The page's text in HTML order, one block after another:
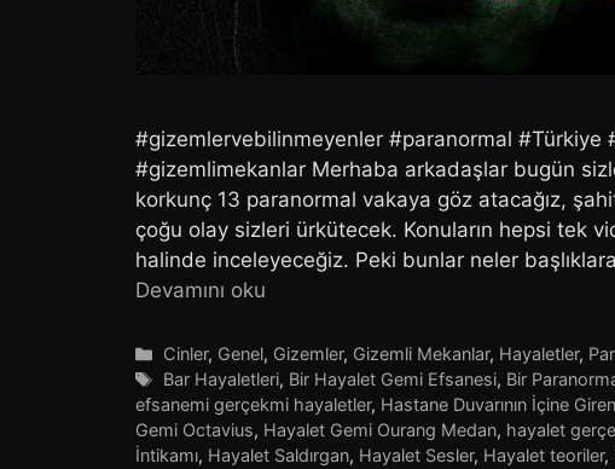
#gizemlervebilinmeyenler #paranormal #Türkiye
#gizemlimekanlar Merhaba arkadaşlar bugün
korkunç 13 paranormal vakaya göz atacağız,
çoğu olay sizleri ürkütecek. Konuların hepsi tek
halinde inceleyeceğiz. Peki bunlar neler
Devamını oku
Kategoriler
Cinler, Genel, Gizemler, Gizemli Mekanlar, Hayaletler,
Etiketler
Bar Hayaletleri, Bir Hayalet Gemi Efsanesi, Bir
efsanemi gerçekmi hayaletler, Hastane Duvarının İçine
Gemi Octavius, Hayalet Gemi Ourang Medan, hayalet
İntikamı, Hayalet Saldırgan, Hayalet Sesler, Hayalet teoriler,